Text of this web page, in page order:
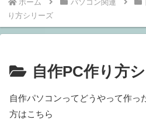
ホーム パソコン関連
り方シリーズ
自作PC作り方
自作パソコンってどうやって作っ
方はこちら